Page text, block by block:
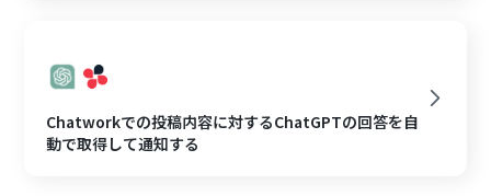
Chatworkでの投稿内容に対するChatGPTの回答を自
動で取得して通知する